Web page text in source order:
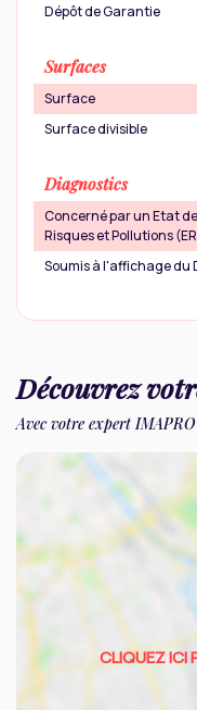
Dépôt de Garantie
Surfaces
Surface
Surface divisible
Diagnostics
Concerné par un Etat
Risques et Pollutions
Soumis à l'affichage du
Découvrez
Avec votre expert IMAPRO